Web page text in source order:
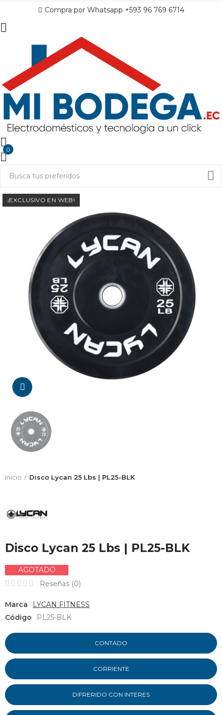
Compra por Whatsapp +593 96 769 6714
0
¡EXCLUSIVO EN WEB!
Inicio Disco Lycan 25 Lbs | PL25-BLK
Disco Lycan 25 Lbs | PL25-BLK
AGOTADO
Reseñas (0)
Marca
LYCAN FITNESS
Código
PL25-BLK
CONTADO
CORRIENTE
DIFRERIDO CON INTERES